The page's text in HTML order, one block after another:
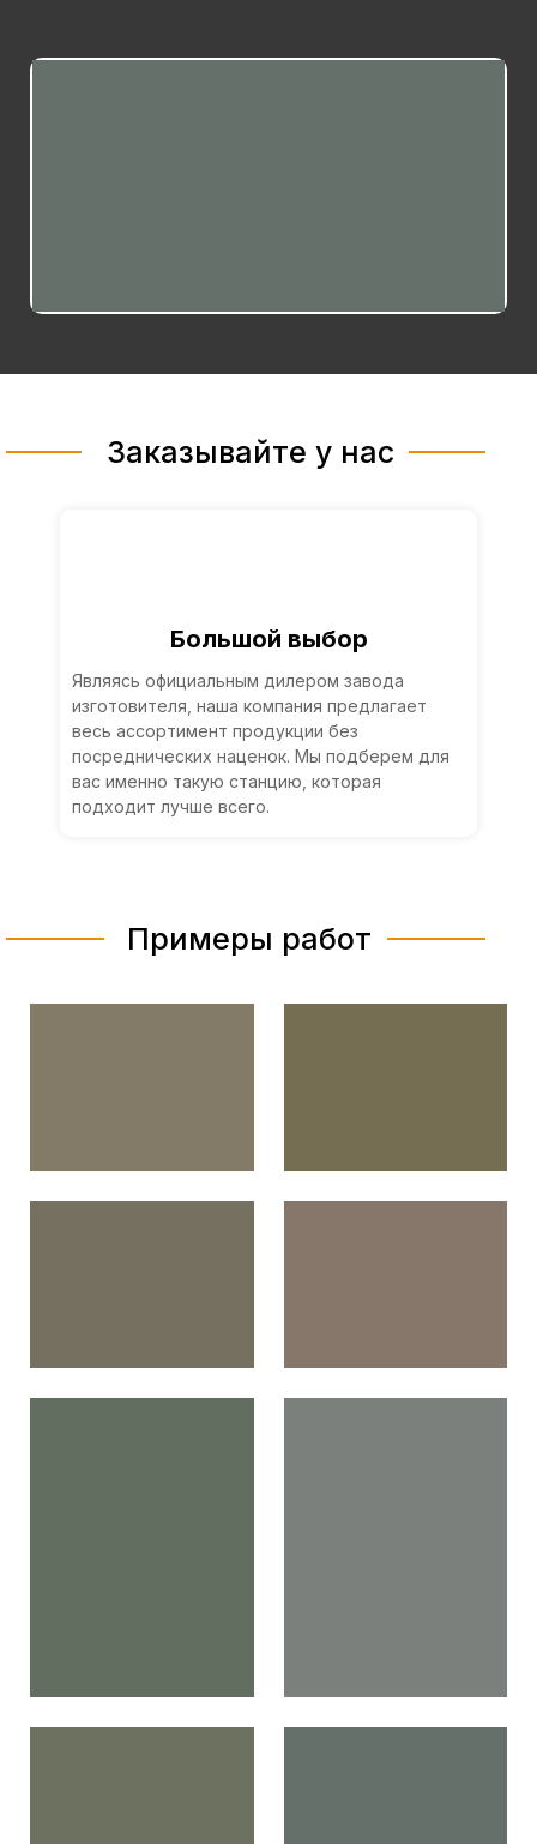
Заказывайте у нас
Большой выбор
Являясь официальным дилером завода
изготовителя, наша компания предлагает
весь ассортимент продукции без
посреднических наценок. Мы подберем для
вас именно такую станцию, которая
подходит лучше всего.
Примеры работ